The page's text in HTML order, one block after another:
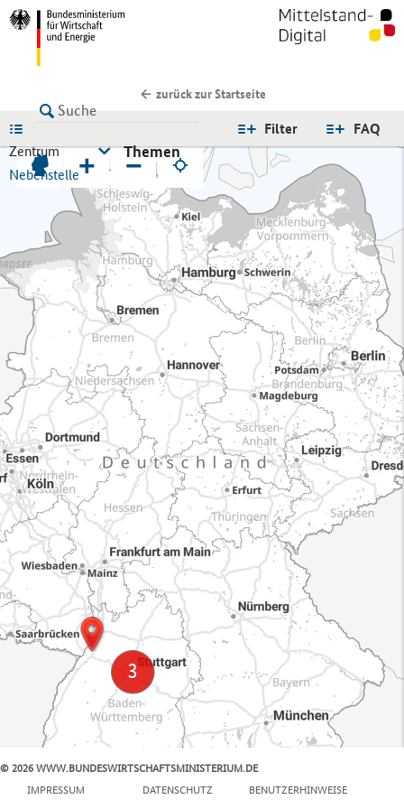
zurück zur Startseite
FAQ
Filter
Zentrum
Nebenstelle
Themen
+ −
© 2026 WWW.BUNDESWIRTSCHAFTSMINISTERIUM.DE
IMPRESSUM
DATENSCHUTZ BENUTZERHINWEISE